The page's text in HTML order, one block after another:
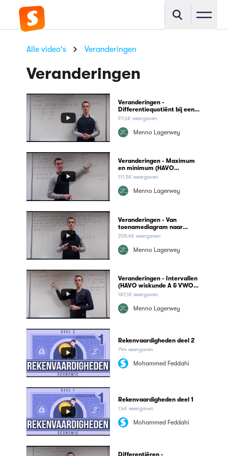
Alle video's Veranderingen
Veranderingen
Veranderingen -
Differentiequotiënt bij een
formule (HAVO wiskunde A)
97,6K weergaven
Menno Lagerwey
Veranderingen - Maximum
en minimum (HAVO
wiskunde A)
111,5K weergaven
Menno Lagerwey
Veranderingen - Van
toenamediagram naar
grafiek (HAVO wiskunde A &
VWO wiskunde A)
209,6K weergaven
Menno Lagerwey
Veranderingen - Intervallen
(HAVO wiskunde A & VWO
wiskunde A)
187,1K weergaven
Menno Lagerwey
Rekenvaardigheden deel 2
744 weergaven
Mohammed Feddahi
Rekenvaardigheden deel 1
1,4K weergaven
Mohammed Feddahi
Differentiëren -